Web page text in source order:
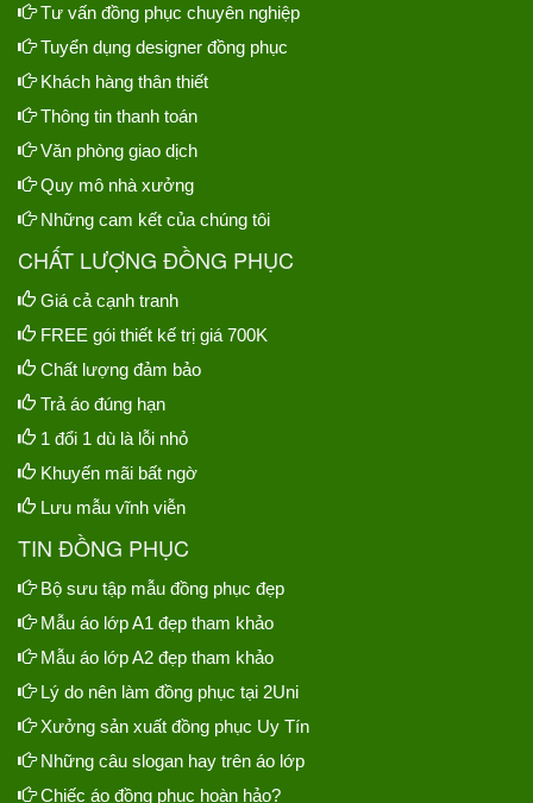
Tư vấn đồng phục chuyên nghiệp
Tuyển dụng designer đồng phục
Khách hàng thân thiết
Thông tin thanh toán
Văn phòng giao dịch
Quy mô nhà xưởng
Những cam kết của chúng tôi
CHẤT LƯỢNG ĐỒNG PHỤC
Giá cả cạnh tranh
FREE gói thiết kế trị giá 700K
Chất lượng đảm bảo
Trả áo đúng hạn
1 đổi 1 dù là lỗi nhỏ
Khuyến mãi bất ngờ
Lưu mẫu vĩnh viễn
TIN ĐỒNG PHỤC
Bộ sưu tập mẫu đồng phục đẹp
Mẫu áo lớp A1 đẹp tham khảo
Mẫu áo lớp A2 đẹp tham khảo
Lý do nên làm đồng phục tại 2Uni
Xưởng sản xuất đồng phục Uy Tín
Những câu slogan hay trên áo lớp
Chiếc áo đồng phục hoàn hảo?